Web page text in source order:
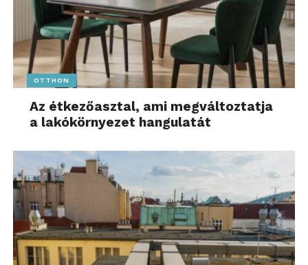
OTTHON
Az étkezőasztal, ami megváltoztatja
a lakókörnyezet hangulatát